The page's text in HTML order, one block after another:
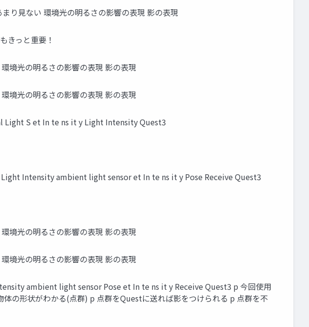
り見ない 環境光の明るさの影響の表現 影の表現
きっと重要！
境光の明るさの影響の表現 影の表現
境光の明るさの影響の表現 影の表現
Light S et In te ns it y Light Intensity Quest3
Intensity ambient light sensor et In te ns it y Pose Receive Quest3
境光の明るさの影響の表現 影の表現
境光の明るさの影響の表現 影の表現
ambient light sensor Pose et In te ns it y Receive Quest3 p 今回使用
の形状がわかる(点群) p 点群をQuestに送れば影をつけられる p 点群を不